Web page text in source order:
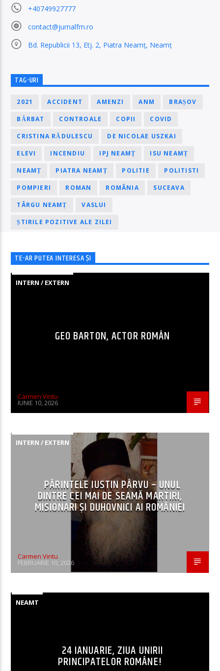
+40749927777
contact@jurnalfm.ro
Bd. Republicii 13, Etj. 2, Piatra Neamț, Neamț
TAG-URI
2021 ACCIDENT AMENZI ANM BRAȘOV
BĂRBAT CONTROALE COPII COVID
CRISTINA RĂDULESCU DE NICOLAE USZKAI
ELEVI INCENDIU IPJ NEAMȚ ISU NEAMȚ
NEAMȚ PIATRA NEAMȚ POLITIE POLITISTI
POMPIERI ROMAN ROMÂNIA SUCEAVA
TÂRGU NEAMȚ VASLUI
ȘTIRILE POZITIVE ALE ZILEI
TE-AR PUTEA INTERESA ȘI
INTERN / EXTERN
GEO BARTON, ACTOR ROMÂN
Carmen Vintu
IUNIE 10, 2026
INTERN / EXTERN
PĂRINTELE IUSTIN PÂRVU – UNUL
DINTRE CEI MAI DE SEAMĂ MARTIRI,
MISIONARI ŞI DUHOVNICI AI ROMÂNIEI
Carmen Vintu
FEBRUARIE 10, 2026
NEAMT
24 IANUARIE, ZIUA UNIRII
PRINCIPATELOR ROMÂNE!